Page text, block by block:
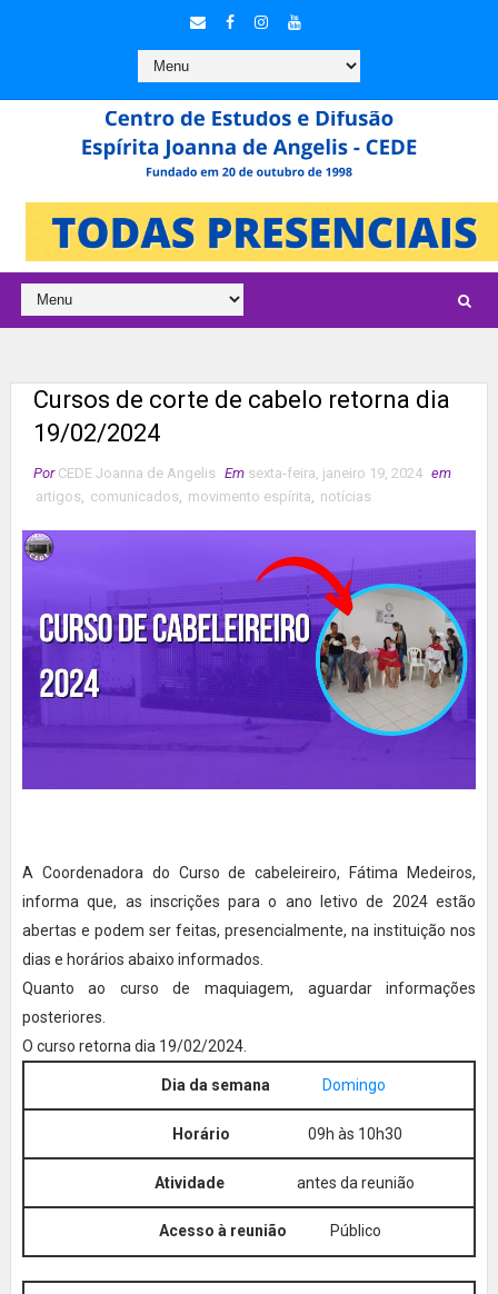
Cursos de corte de cabelo retorna dia
19/02/2024
Por CEDE Joanna de Angelis Em sexta-feira, janeiro 19, 2024 em
artigos, comunicados, movimento espírita, notícias
A Coordenadora do Curso de cabeleireiro, Fátima Medeiros,
informa que, as inscrições para o ano letivo de 2024 estão
abertas e podem ser feitas, presencialmente, na instituição nos
dias e horários abaixo informados.
Quanto ao curso de maquiagem, aguardar informações
posteriores.
O curso retorna dia 19/02/2024.
Domingo
09h às 10h30
antes da reunião
Público